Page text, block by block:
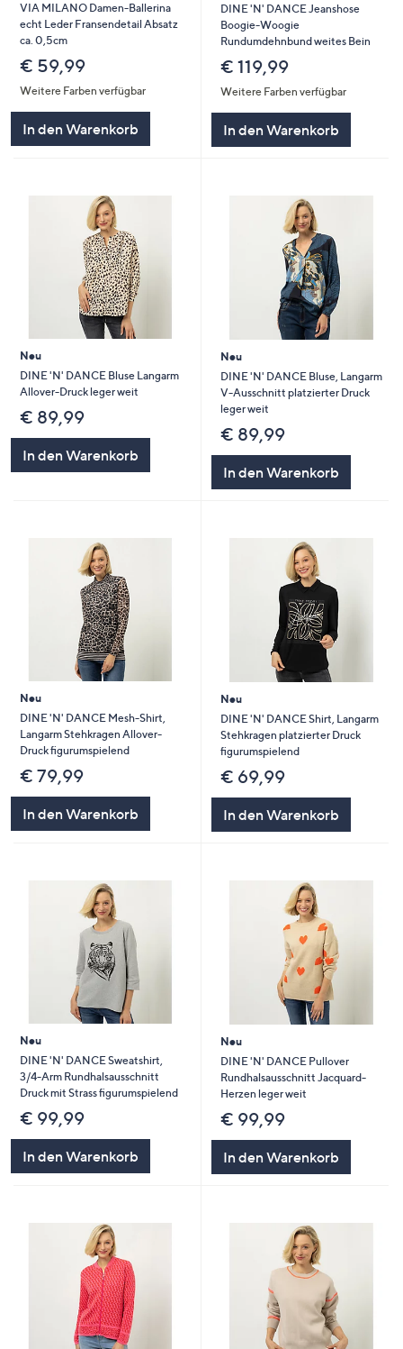
VIA MILANO Damen-Ballerina
echt Leder Fransendetail Absatz
ca. 0,5cm
€ 59,99
Weitere Farben verfügbar
In den Warenkorb
DINE 'N' DANCE Jeanshose
Boogie-Woogie
Rundumdehnbund weites Bein
€ 119,99
Weitere Farben verfügbar
In den Warenkorb
Neu
DINE 'N' DANCE Bluse Langarm
Allover-Druck leger weit
€ 89,99
In den Warenkorb
Neu
DINE 'N' DANCE Bluse, Langarm
V-Ausschnitt platzierter Druck
leger weit
€ 89,99
In den Warenkorb
Neu
DINE 'N' DANCE Mesh-Shirt,
Langarm Stehkragen Allover-
Druck figurumspielend
€ 79,99
In den Warenkorb
Neu
DINE 'N' DANCE Shirt, Langarm
Stehkragen platzierter Druck
figurumspielend
€ 69,99
In den Warenkorb
Neu
DINE 'N' DANCE Sweatshirt,
3/4-Arm Rundhalsausschnitt
Druck mit Strass figurumspielend
€ 99,99
In den Warenkorb
Neu
DINE 'N' DANCE Pullover
Rundhalsausschnitt Jacquard-
Herzen leger weit
€ 99,99
In den Warenkorb